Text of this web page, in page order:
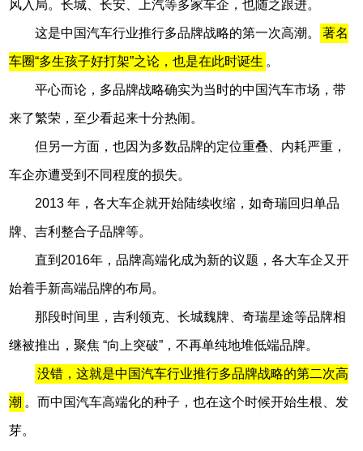
风入局。长城、长安、上汽等多家车企，也随之跟进。
这是中国汽车行业推行多品牌战略的第一次高潮。 著名
车圈“多生孩子好打架”之论，也是在此时诞生 。
平心而论，多品牌战略确实为当时的中国汽车市场，带
来了繁荣，至少看起来十分热闹。
但另一方面，也因为多数品牌的定位重叠、内耗严重，
车企亦遭受到不同程度的损失。
2013 年，各大车企就开始陆续收缩，如奇瑞回归单品
牌、吉利整合子品牌等。
直到2016年，品牌高端化成为新的议题，各大车企又开
始着手新高端品牌的布局。
那段时间里，吉利领克、长城魏牌、奇瑞星途等品牌相
继被推出，聚焦 “向上突破”，不再单纯地堆低端品牌。
没错，这就是中国汽车行业推行多品牌战略的第二次高
潮 。而中国汽车高端化的种子，也在这个时候开始生根、发
芽。